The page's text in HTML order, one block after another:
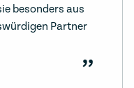
besonders aus
Partner
”